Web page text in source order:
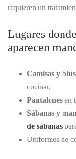
requieren un
Lugares
aparecen
Camisas y
cocinar.
Pantalones en
Sábanas y
de sábanas
Uniformes de